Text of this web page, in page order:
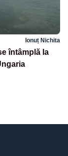
Ionuț Nichita
întâmplă la